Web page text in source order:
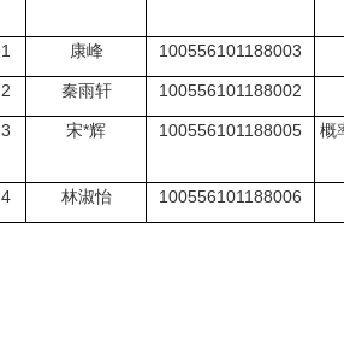
1 康峰 100556101188003
2 秦雨轩 100556101188002
3 宋*辉 100556101188005 概
4 林淑怡 100556101188006